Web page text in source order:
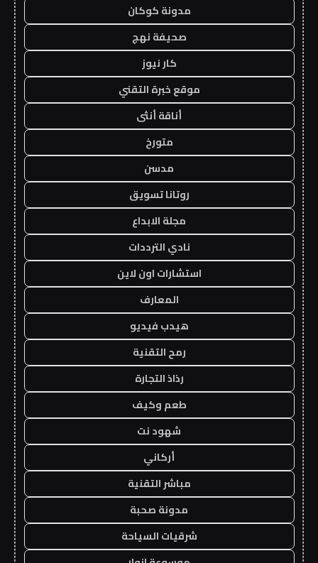
مدونة كوكان
صحيفة نهج
كار نيوز
موقع خبرة التقني
أناقة أنثى
متورخ
مدسن
روتانا تسويق
مجلة الابداع
نادي الترددات
استشارات اون لاين
المعارف
هيدب فيديو
رمح التقنية
رذاذ التجارة
طعم وكيف
شهود نت
أركاني
مباشر التقنية
مدونة صحبة
شرقيات السياحة